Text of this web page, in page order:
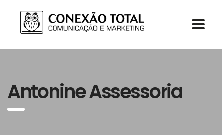
Antonine Assessoria